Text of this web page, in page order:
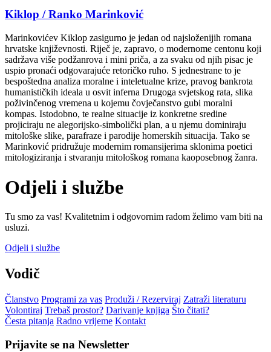
Kiklop / Ranko Marinković
Marinkovićev Kiklop zasigurno je jedan od najsloženijih romana
hrvatske književnosti. Riječ je, zapravo, o modernome centonu koji
sadržava više podžanrova i mini priča, a za svaku od njih pisac je
uspio pronaći odgovarajuće retoričko ruho. S jednestrane to je
bespoštedna analiza moralne i inteletualne krize, pravog bankrota
humanističkih ideala u osvit inferna Drugoga svjetskog rata, slika
poživinčenog vremena u kojemu čovječanstvo gubi moralni
kompas. Istodobno, te realne situacije iz konkretne sredine
projiciraju ne alegorijsko-simbolički plan, a u njemu dominiraju
mitološke slike, parafraze i parodije homerskih situacija. Tako se
Marinković pridružuje modernim romansijerima sklonima poetici
mitologiziranja i stvaranju mitološkog romana kaoposebnog žanra.
Odjeli i službe
Tu smo za vas! Kvalitetnim i odgovornim radom želimo vam biti na
usluzi.
Odjeli i službe
Vodič
Članstvo Programi za vas Produži / Rezerviraj Zatraži literaturu
Volontiraj Trebaš prostor? Darivanje knjiga Što čitati?
Česta pitanja Radno vrijeme Kontakt
Prijavite se na Newsletter